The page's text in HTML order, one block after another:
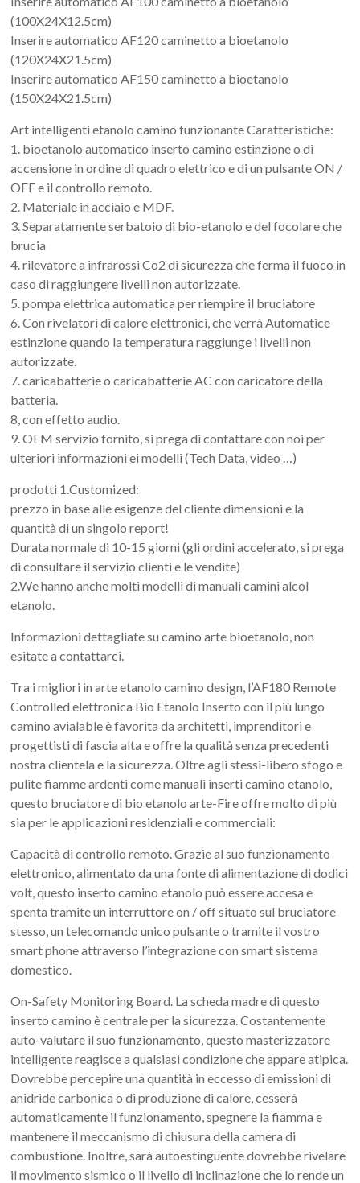
(100X24X12.5cm)
Inserire automatico AF120 caminetto a bioetanolo
(120X24X21.5cm)
Inserire automatico AF150 caminetto a bioetanolo
(150X24X21.5cm)
Art intelligenti etanolo camino funzionante Caratteristiche:
1. bioetanolo automatico inserto camino estinzione o di
accensione in ordine di quadro elettrico e di un pulsante ON /
OFF e il controllo remoto.
2. Materiale in acciaio e MDF.
3. Separatamente serbatoio di bio-etanolo e del focolare che
brucia
4. rilevatore a infrarossi Co2 di sicurezza che ferma il fuoco in
caso di raggiungere livelli non autorizzate.
5. pompa elettrica automatica per riempire il bruciatore
6. Con rivelatori di calore elettronici, che verrà Automatice
estinzione quando la temperatura raggiunge i livelli non
autorizzate.
7. caricabatterie o caricabatterie AC con caricatore della
batteria.
8, con effetto audio.
9. OEM servizio fornito, si prega di contattare con noi per
ulteriori informazioni ei modelli (Tech Data, video …)
prodotti 1.Customized:
prezzo in base alle esigenze del cliente dimensioni e la
quantità di un singolo report!
Durata normale di 10-15 giorni (gli ordini accelerato, si prega
di consultare il servizio clienti e le vendite)
2.We hanno anche molti modelli di manuali camini alcol
etanolo.
Informazioni dettagliate su camino arte bioetanolo, non
esitate a contattarci.
Tra i migliori in arte etanolo camino design, l’AF180 Remote
Controlled elettronica Bio Etanolo Inserto con il più lungo
camino avialable è favorita da architetti, imprenditori e
progettisti di fascia alta e offre la qualità senza precedenti
nostra clientela e la sicurezza. Oltre agli stessi-libero sfogo e
pulite fiamme ardenti come manuali inserti camino etanolo,
questo bruciatore di bio etanolo arte-Fire offre molto di più
sia per le applicazioni residenziali e commerciali:
Capacità di controllo remoto. Grazie al suo funzionamento
elettronico, alimentato da una fonte di alimentazione di dodici
volt, questo inserto camino etanolo può essere accesa e
spenta tramite un interruttore on / off situato sul bruciatore
stesso, un telecomando unico pulsante o tramite il vostro
smart phone attraverso l’integrazione con smart sistema
domestico.
On-Safety Monitoring Board. La scheda madre di questo
inserto camino è centrale per la sicurezza. Costantemente
auto-valutare il suo funzionamento, questo masterizzatore
intelligente reagisce a qualsiasi condizione che appare atipica.
Dovrebbe percepire una quantità in eccesso di emissioni di
anidride carbonica o di produzione di calore, cesserà
automaticamente il funzionamento, spegnere la fiamma e
mantenere il meccanismo di chiusura della camera di
combustione. Inoltre, sarà autoestinguente dovrebbe rivelare
il movimento sismico o il livello di inclinazione che lo rende un